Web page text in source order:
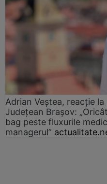
Adrian Veștea, reacție
Județean Brașov:
bag peste fluxurile
managerul”